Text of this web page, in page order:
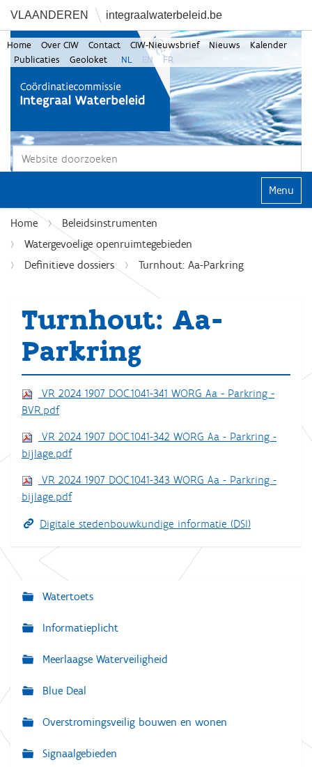
VLAANDEREN integraalwaterbeleid.be
Zoek
Home Over CIW Contact CIW-Nieuwsbrief Nieuws
Kalender
Publicaties
Geoloket NL EN FR
Klap
Home
Beleidsinstrumenten
Watergevoelige openruimtegebieden
Definitieve dossiers
Turnhout: Aa-Parkring
Turnhout: Aa-
Parkring
VR 2024 1907 DOC.1041-341 WORG Aa - Parkring -
BVR.pdf
VR 2024 1907 DOC.1041-342 WORG Aa - Parkring -
bijlage.pdf
VR 2024 1907 DOC.1041-343 WORG Aa - Parkring -
bijlage.pdf
Digitale stedenbouwkundige informatie (DSI)
N
a
i
g
t
Watertoets
Informatieplicht
Meerlaagse Waterveiligheid
Blue Deal
Overstromingsveilig bouwen en wonen
Signaalgebieden